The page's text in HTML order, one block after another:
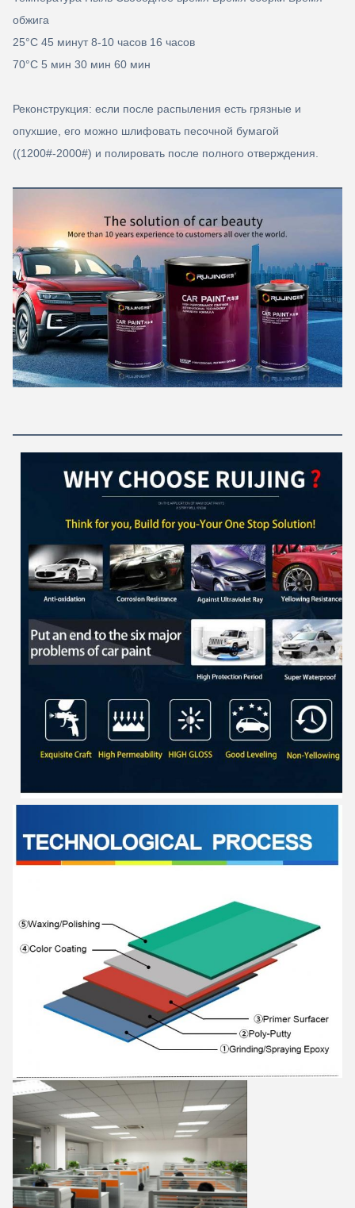
обжига
25°C 45 минут 8-10 часов 16 часов
70°C 5 мин 30 мин 60 мин
Реконструкция: если после распыления есть грязные и
опухшие, его можно шлифовать песочной бумагой
((1200#-2000#) и полировать после полного отверждения.